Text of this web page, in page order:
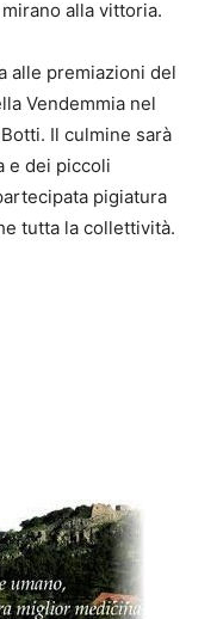
alla vittoria.
alle premiazioni del
Vendemmia nel
Il culmine sarà
e dei piccoli
pigiatura
tutta la collettività.